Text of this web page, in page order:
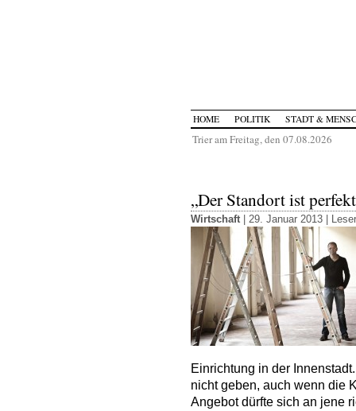
HOME POLITIK STADT &
Trier am Freitag, den 07.08.2026
„Der Standort ist
Wirtschaft | 29. Januar 2013 |
Einrichtung in der
nicht geben, auch wenn die
Angebot dürfte sich an jene